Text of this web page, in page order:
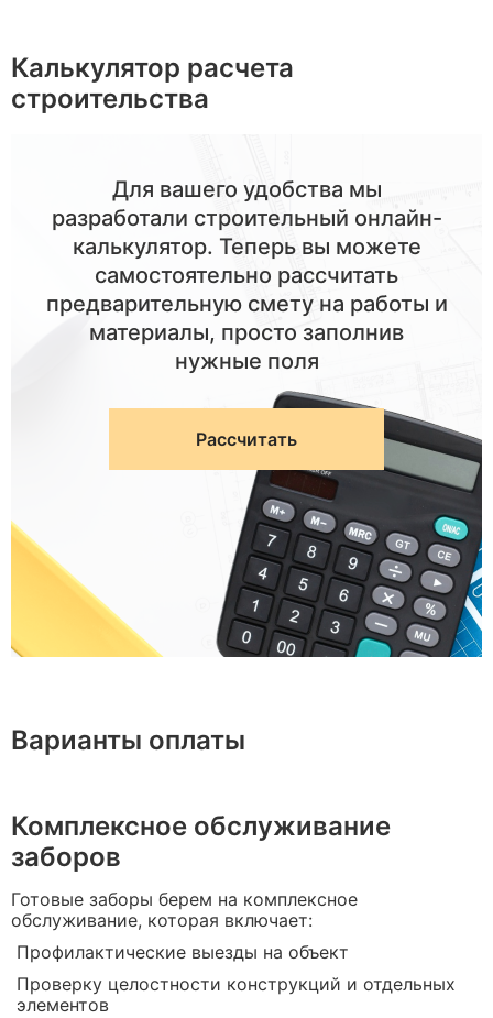
Калькулятор расчета
строительства
Для вашего удобства мы
разработали строительный онлайн-
калькулятор. Теперь вы можете
самостоятельно рассчитать
предварительную смету на работы и
материалы, просто заполнив
нужные поля
Рассчитать
Варианты оплаты
Комплексное обслуживание
заборов
Готовые заборы берем на комплексное
обслуживание, которая включает:
Профилактические выезды на объект
Проверку целостности конструкций и отдельных
элементов